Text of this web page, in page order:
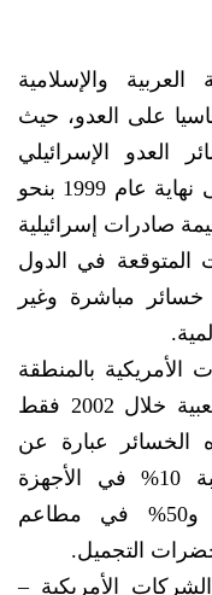
والإسلامية
قاسيا على العدو، حيث
العدو الإسرائيلي
المتراكمة من المقاطعة العربية حتى نهاية عام 1999 بنحو
مليار دولار قيمة صادرات إسرائيلية
المتوقعة في الدول
مليار دولار خسائر مباشرة وغير
الأمريكية بالمنطقة
العربية نتيجة لحملة المقاطعة الشعبية خلال 2002 فقط
هذه الخسائر عبارة عن
انخفاض في حجم المبيعات بنسبة 10% في الأجهزة
الكهربائية والإلكترونية الأمريكية، و50% في مطاعم
التجميل.
الأمريكية –